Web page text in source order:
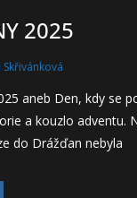
2025
Skřivánková
aneb Den, kdy se
a kouzlo adventu.
do Drážďan nebyla